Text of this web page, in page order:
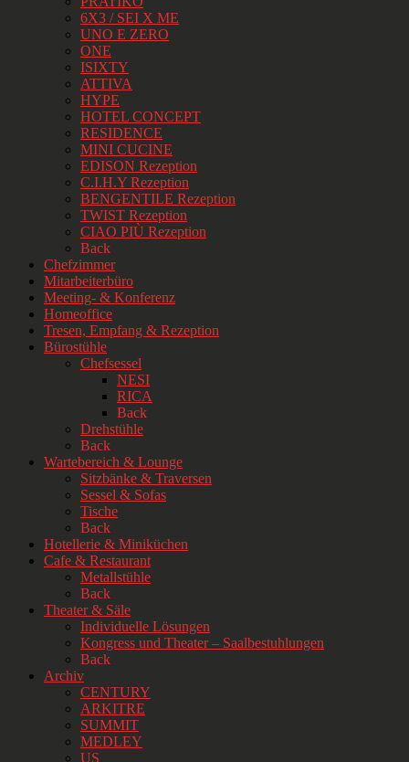
6X3 / SEI X ME
UNO E ZERO
ONE
ISIXTY
ATTIVA
HYPE
HOTEL CONCEPT
RESIDENCE
MINI CUCINE
EDISON Rezeption
C.I.H.Y Rezeption
BENGENTILE Rezeption
TWIST Rezeption
CIAO PIÙ Rezeption
Back
Chefzimmer
Mitarbeiterbüro
Meeting- & Konferenz
Homeoffice
Tresen, Empfang & Rezeption
Bürostühle
Chefsessel
NESI
RICA
Back
Drehstühle
Back
Wartebereich & Lounge
Sitzbänke & Traversen
Sessel & Sofas
Tische
Back
Hotellerie & Miniküchen
Cafe & Restaurant
Metallstühle
Back
Theater & Säle
Individuelle Lösungen
Kongress und Theater – Saalbestuhlungen
Back
Archiv
CENTURY
ARKITRE
SUMMIT
MEDLEY
US